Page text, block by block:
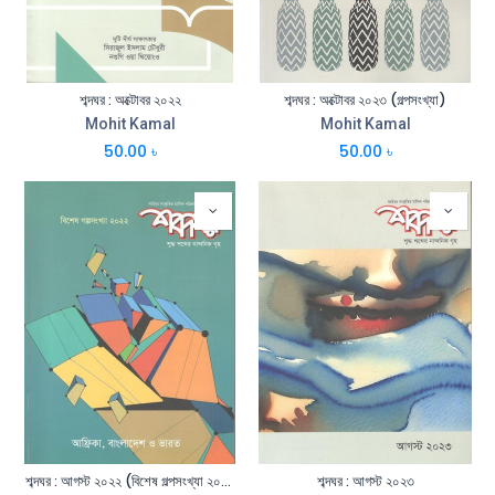
শব্দঘর : অক্টোবর ২০২২
Mohit Kamal
50.00 ৳
শব্দঘর : অক্টোবর ২০২৩ (গল্পসংখ্যা)
Mohit Kamal
50.00 ৳
শব্দঘর : আগস্ট ২০২২ (বিশেষ গল্পসংখ্যা ২০২২) শব্দঘর : আগস্ট ২০২৩